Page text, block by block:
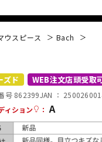
の他楽器
ウスピース
Bach
ズド WEB注文店頭受取
号 862399JAN ：
ィション
： A